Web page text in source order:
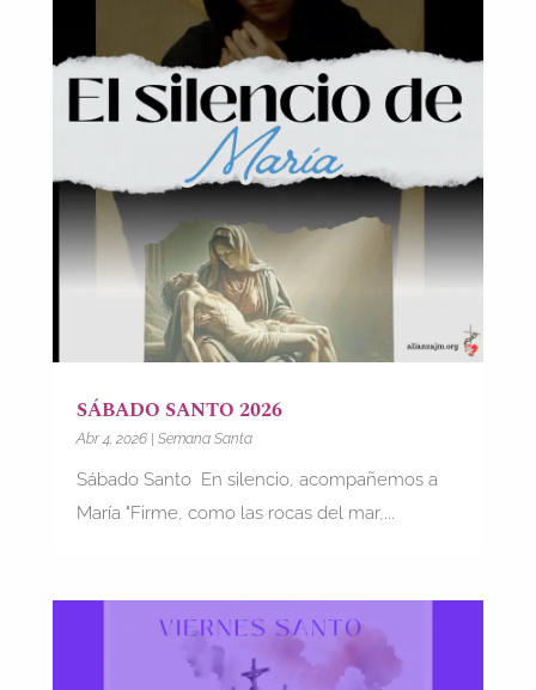
SÁBADO SANTO 2026
Abr 4, 2026| Semana Santa
Sábado Santo En silencio, acompañemos a
María "Firme, como las rocas del mar,...